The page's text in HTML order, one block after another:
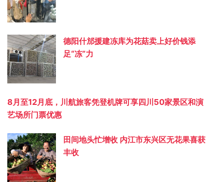
德阳什邡援建冻库为花菇卖上好价钱添
足“冻”力
8月至12月底，川航旅客凭登机牌可享四川50家景区和演
艺场所门票优惠
田间地头忙增收 内江市东兴区无花果喜获
丰收